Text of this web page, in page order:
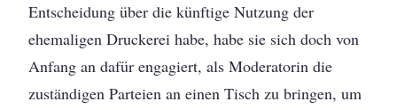
Entscheidung über die künftige Nutzung der
ehemaligen Druckerei habe, habe sie sich doch von
Anfang an dafür engagiert, als Moderatorin die
zuständigen Parteien an einen Tisch zu bringen, um